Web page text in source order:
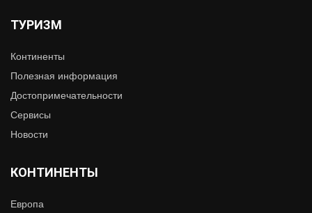
ТУРИЗМ
Континенты
Полезная информация
Достопримечательности
Сервисы
Новости
КОНТИНЕНТЫ
Европа